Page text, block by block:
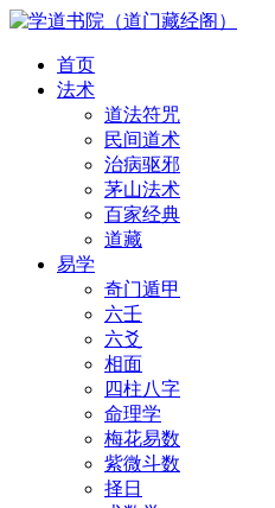
首页
法术
道法符咒
民间道术
治病驱邪
茅山法术
百家经典
道藏
易学
奇门遁甲
六壬
六爻
相面
四柱八字
命理学
梅花易数
紫微斗数
择日